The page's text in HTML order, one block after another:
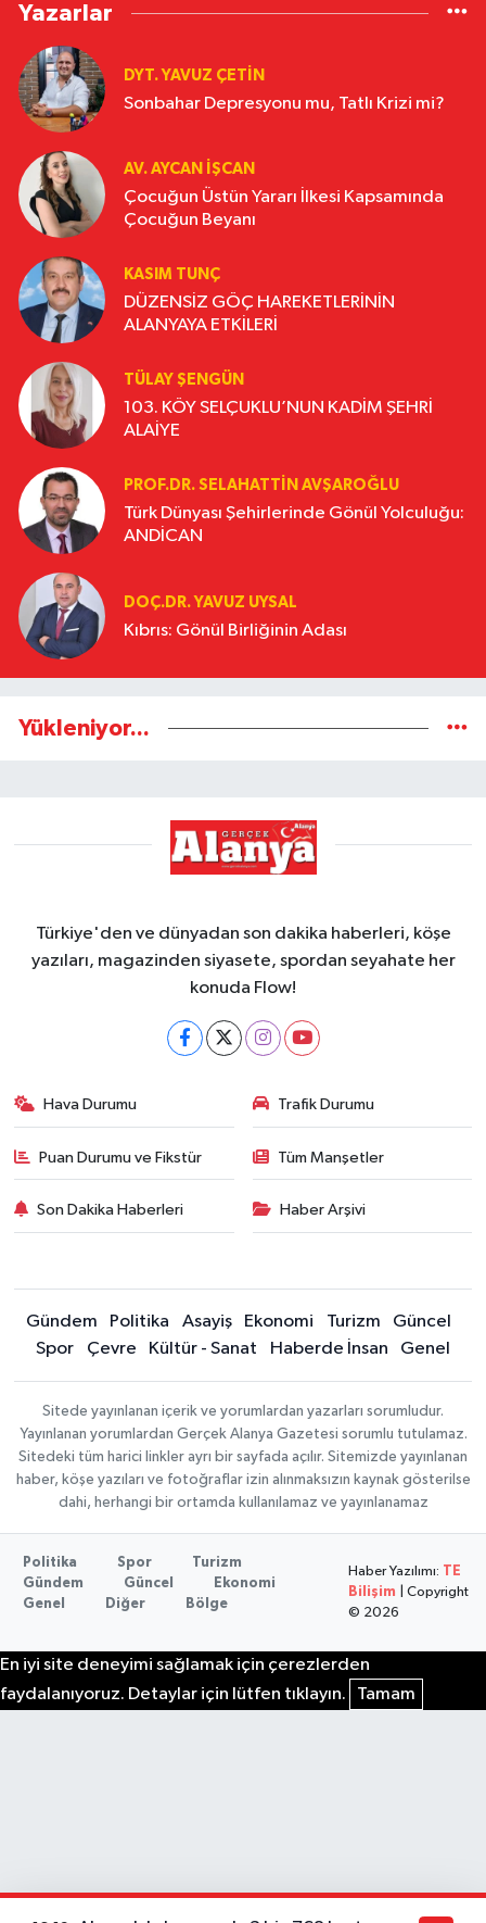
Yazarlar
DYT. YAVUZ ÇETİN
Sonbahar Depresyonu mu, Tatlı Krizi mi?
AV. AYCAN İŞCAN
Çocuğun Üstün Yararı İlkesi Kapsamında
Çocuğun Beyanı
KASIM TUNÇ
DÜZENSİZ GÖÇ HAREKETLERİNİN
ALANYAYA ETKİLERİ
TÜLAY ŞENGÜN
103. KÖY SELÇUKLU’NUN KADİM ŞEHRİ
ALAİYE
PROF.DR. SELAHATTIN AVŞAROĞLU
Türk Dünyası Şehirlerinde Gönül Yolculuğu:
ANDİCAN
DOÇ.DR. YAVUZ UYSAL
Kıbrıs: Gönül Birliğinin Adası
Yükleniyor...
Türkiye'den ve dünyadan son dakika haberleri, köşe
yazıları, magazinden siyasete, spordan seyahate her
konuda Flow!
Hava Durumu Trafik Durumu
Puan Durumu ve Fikstür Tüm Manşetler
Son Dakika Haberleri Haber Arşivi
Gündem Politika Asayiş Ekonomi Turizm
Güncel
Spor
Çevre Kültür - Sanat Haberde İnsan Genel
Sitede yayınlanan içerik ve yorumlardan yazarları sorumludur.
Yayınlanan yorumlardan Gerçek Alanya Gazetesi sorumlu tutulamaz.
Sitedeki tüm harici linkler ayrı bir sayfada açılır. Sitemizde yayınlanan
haber, köşe yazıları ve fotoğraflar izin alınmaksızın kaynak gösterilse
dahi, herhangi bir ortamda kullanılamaz ve yayınlanamaz
Politika Spor
Turizm
Gündem
Güncel
Ekonomi
Genel
Diğer Bölge
Haber Yazılımı: TE
Bilişim | Copyright
© 2026
En iyi site deneyimi sağlamak için çerezlerden
faydalanıyoruz. Detaylar için lütfen tıklayın.
Tamam